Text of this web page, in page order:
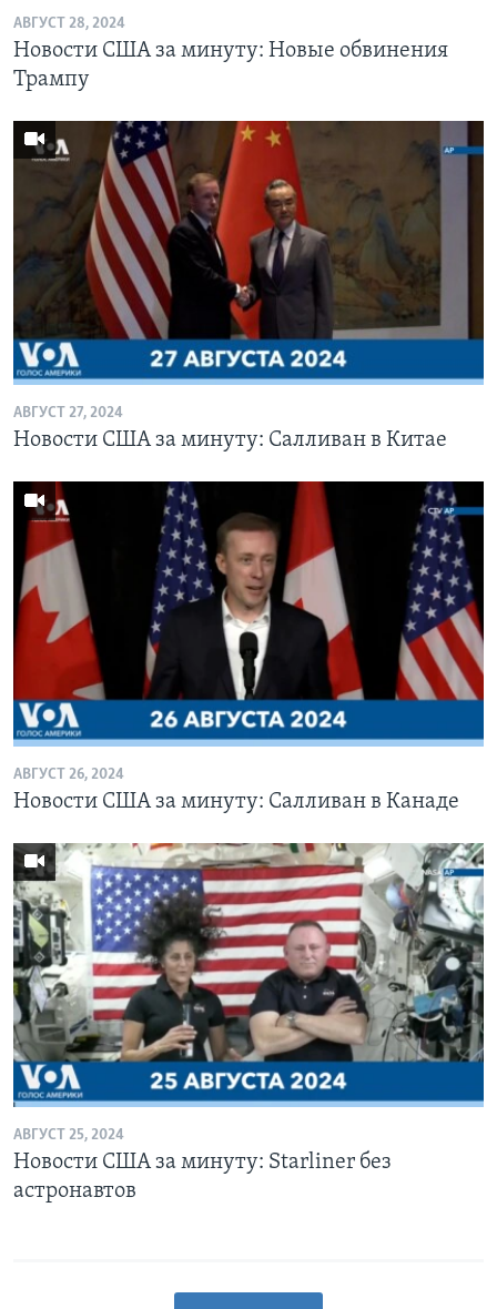
АВГУСТ 28, 2024
Новости США за минуту: Новые обвинения
Трампу
АВГУСТ 27, 2024
Новости США за минуту: Салливан в Китае
АВГУСТ 26, 2024
Новости США за минуту: Салливан в Канаде
АВГУСТ 25, 2024
Новости США за минуту: Starliner без
астронавтов